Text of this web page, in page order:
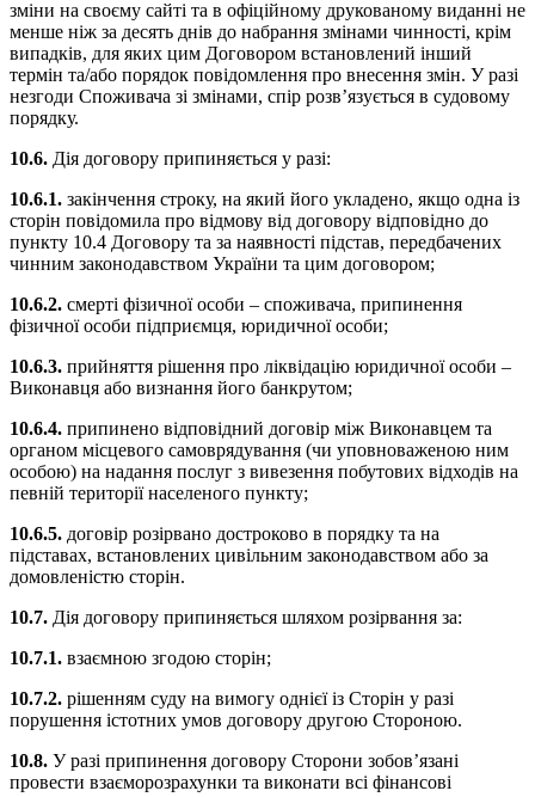
зміни на своєму сайті та в офіційному друкованому виданні не
менше ніж за десять днів до набрання змінами чинності, крім
випадків, для яких цим Договором встановлений інший
термін та/або порядок повідомлення про внесення змін. У разі
незгоди Споживача зі змінами, спір розв’язується в судовому
порядку.
10.6. Дія договору припиняється у разі:
10.6.1. закінчення строку, на який його укладено, якщо одна із
сторін повідомила про відмову від договору відповідно до
пункту 10.4 Договору та за наявності підстав, передбачених
чинним законодавством України та цим договором;
10.6.2. смерті фізичної особи – споживача, припинення
фізичної особи підприємця, юридичної особи;
10.6.3. прийняття рішення про ліквідацію юридичної особи –
Виконавця або визнання його банкрутом;
10.6.4. припинено відповідний договір між Виконавцем та
органом місцевого самоврядування (чи уповноваженою ним
особою) на надання послуг з вивезення побутових відходів на
певній території населеного пункту;
10.6.5. договір розірвано достроково в порядку та на
підставах, встановлених цивільним законодавством або за
домовленістю сторін.
10.7. Дія договору припиняється шляхом розірвання за:
10.7.1. взаємною згодою сторін;
10.7.2. рішенням суду на вимогу однієї із Сторін у разі
порушення істотних умов договору другою Стороною.
10.8. У разі припинення договору Сторони зобов’язані
провести взаєморозрахунки та виконати всі фінансові